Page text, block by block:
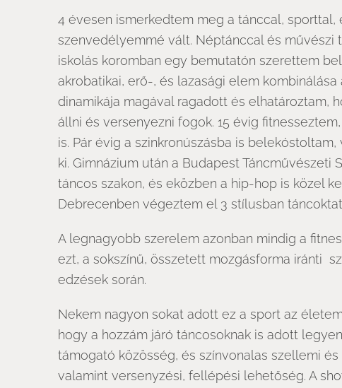
4 évesen ismerkedtem meg a tánccal, sporttal,
szenvedélyemmé vált. Néptánccal és művészi
iskolás koromban egy bemutatón szerettem
akrobatikai, erő-, és lazasági elem kombinálása
dinamikája magával ragadott és elhatároztam,
állni és versenyezni fogok. 15 évig
is. Pár évig a szinkronúszásba is
ki. Gimnázium után a Budapest Táncművészeti
táncos szakon, és eközben a hip-hop is közel
Debrecenben végeztem el 3 stílusban
A legnagyobb szerelem azonban mindig a
ezt, a sokszínű, összetett mozgásforma iránti
edzések során.
Nekem nagyon sokat adott ez a sport az
hogy a hozzám járó táncosoknak is adott
támogató közösség, és színvonalas szellemi
valamint versenyzési, fellépési lehetőség. A